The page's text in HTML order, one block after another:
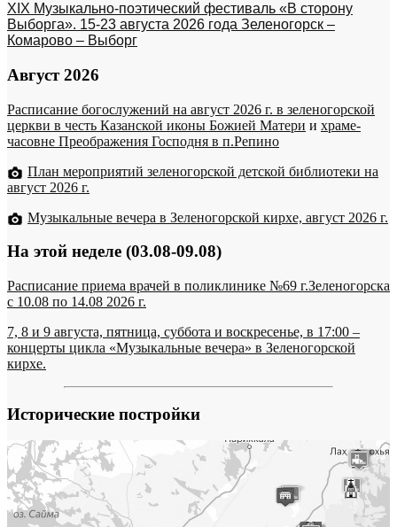
XIX Музыкально-поэтический фестиваль «В сторону
Выборга». 15-23 августа 2026 года Зеленогорск –
Комарово – Выборг
Август 2026
Расписание богослужений на август 2026 г. в зеленогорской
церкви в честь Казанской иконы Божией Матери и храме-
часовне Преображения Господня в п.Репино
План мероприятий зеленогорской детской библиотеки на
август 2026 г.
Музыкальные вечера в Зеленогорской кирхе, август 2026 г.
На этой неделе (03.08-09.08)
Расписание приема врачей в поликлинике №69 г.Зеленогорска
c 10.08 по 14.08 2026 г.
7, 8 и 9 августа, пятница, суббота и воскресенье, в 17:00 –
концерты цикла «Музыкальные вечера» в Зеленогорской
кирхе.
Исторические постройки